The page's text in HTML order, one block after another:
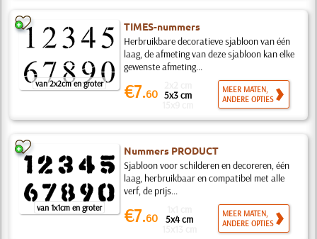
van 2x2cm en groter
TIMES-nummers
Herbruikbare decoratieve sjabloon van één
laag, de afmeting van deze sjabloon kan elke
gewenste afmeting...
€7.60 5x3 cm
MEER MATEN,
ANDERE OPTIES
van 1x1cm en groter
Nummers PRODUCT
Sjabloon voor schilderen en decoreren, één
laag, herbruikbaar en compatibel met alle
verf, de prijs...
€7.60 5x4 cm
MEER MATEN,
ANDERE OPTIES